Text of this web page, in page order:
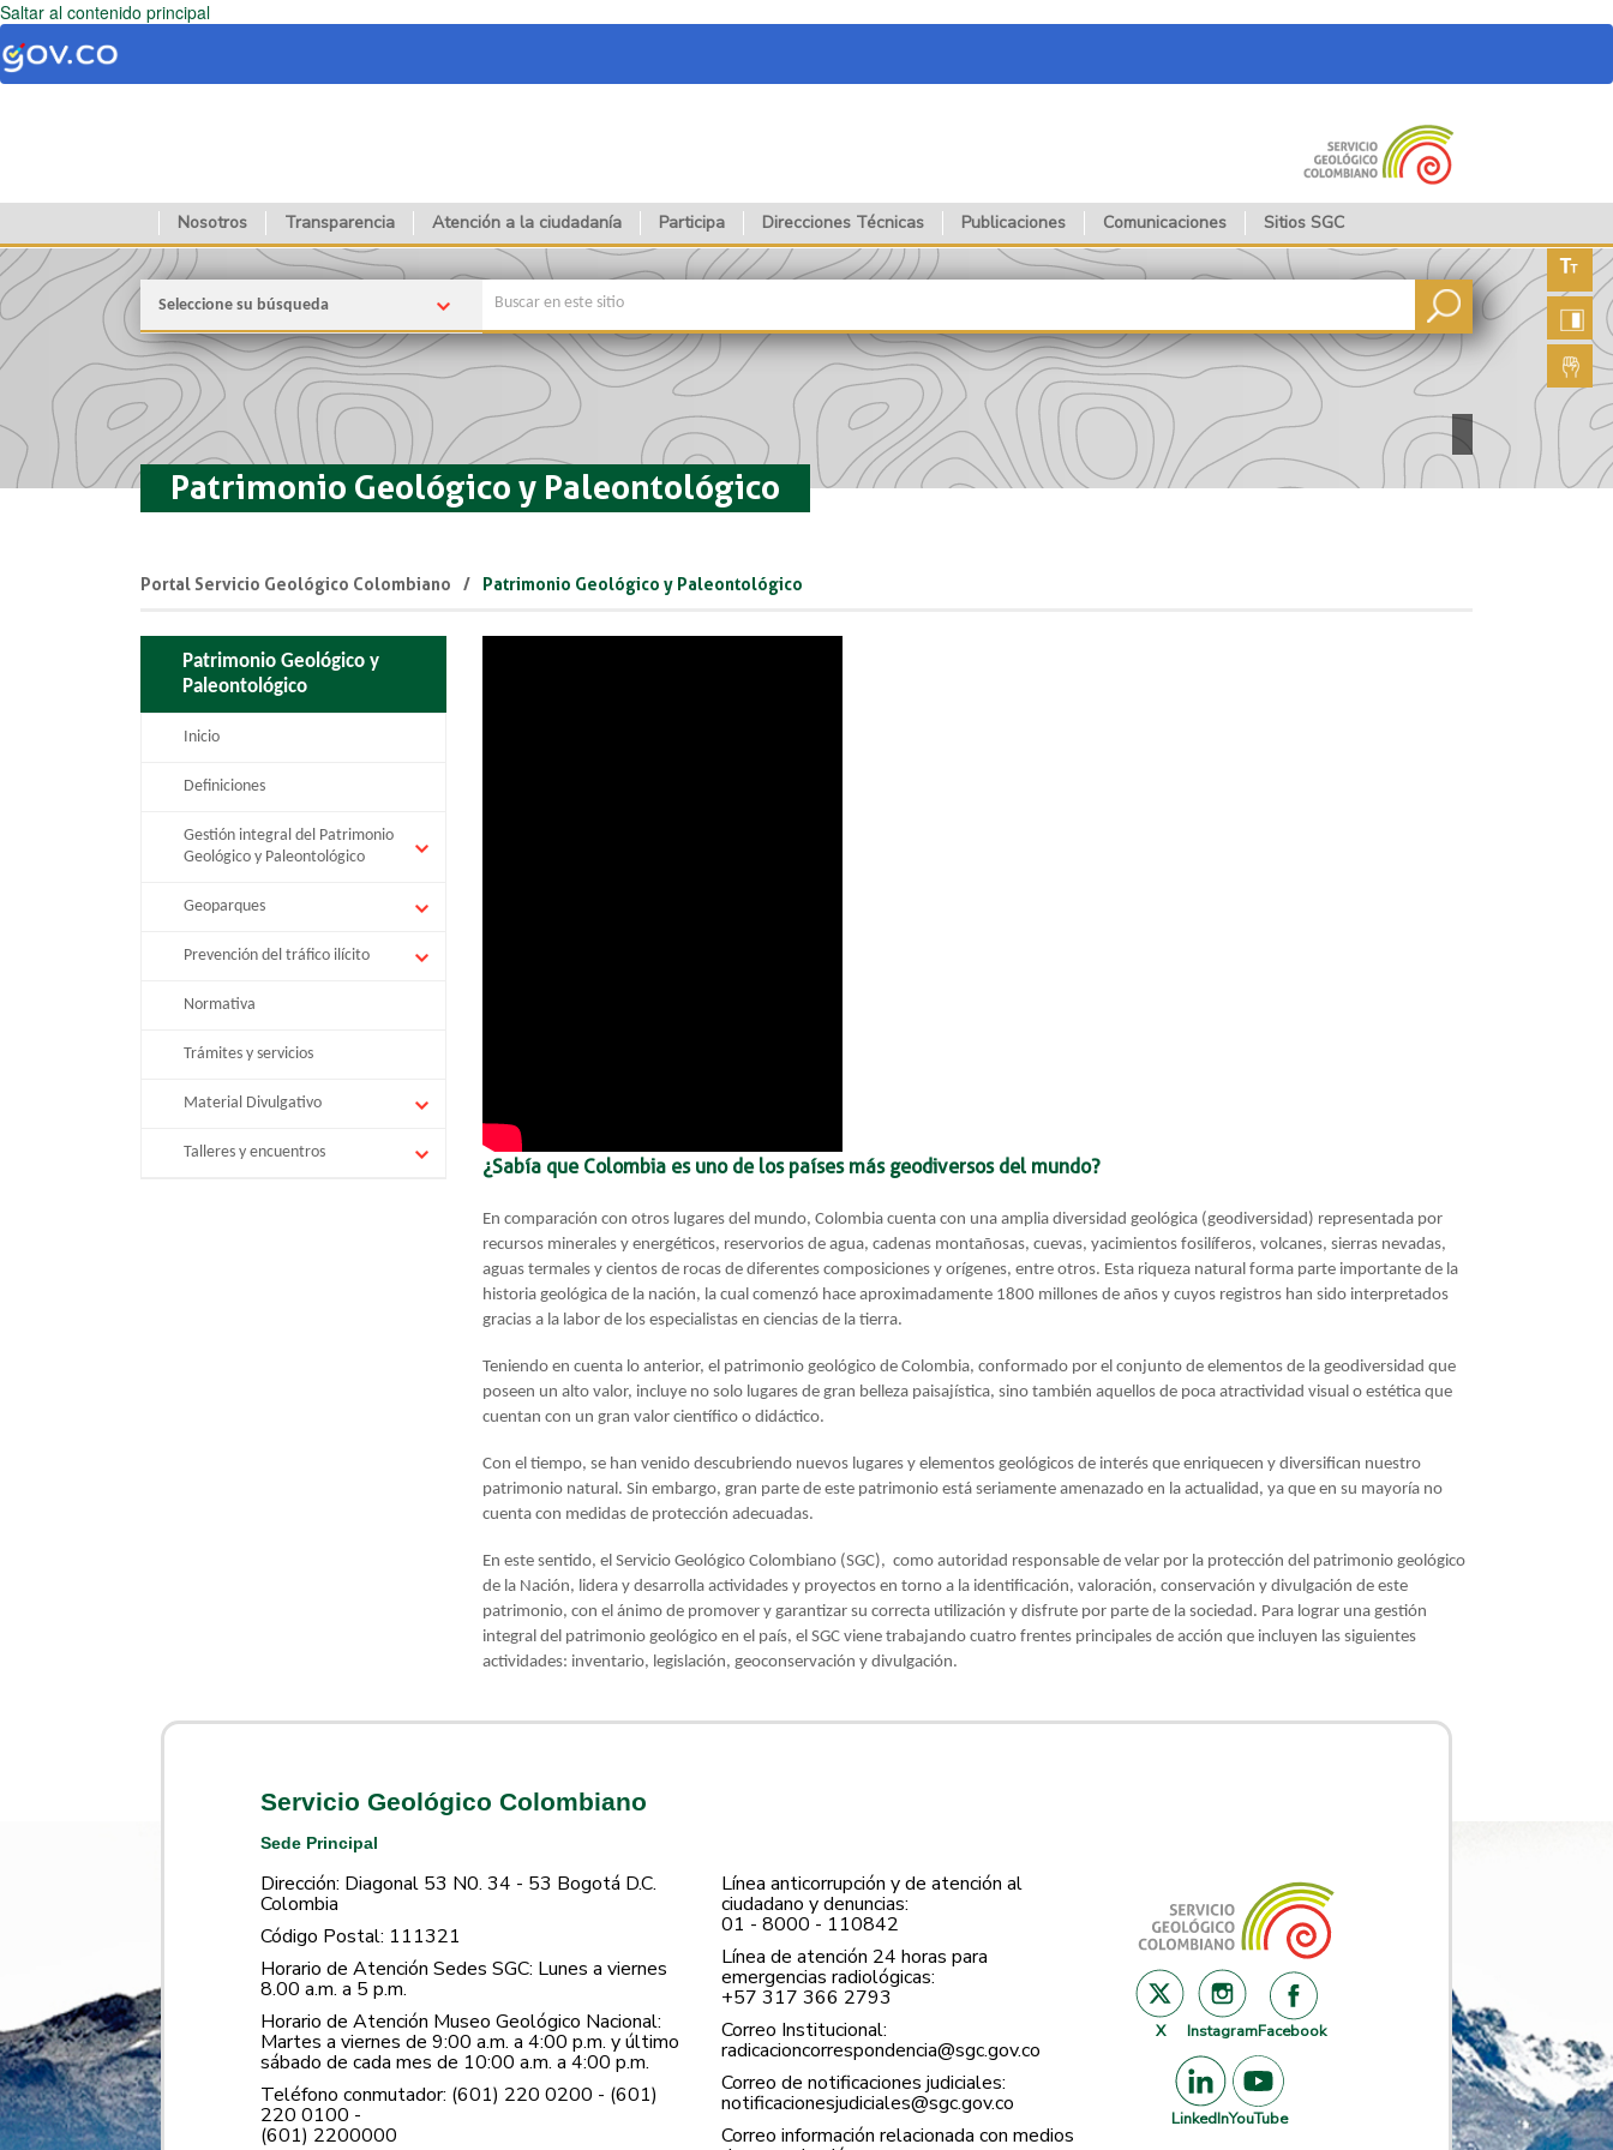
Saltar al contenido principal
Nosotros Transparencia Atención a la ciudadanía Participa Direcciones Técnicas Publicaciones Comunicaciones Sitios SGC
fuente
Lengua
de
Seleccione su búsqueda
Patrimonio Geológico y Paleontológico
Portal Servicio Geológico Colombiano Patrimonio Geológico y Paleontológico
Patrimonio Geológico y
Paleontológico
Inicio
Definiciones
Gestión integral del Patrimonio
Geológico y Paleontológico
Geoparques
Prevención del tráfico ilícito
Normativa
Trámites y servicios
Material Divulgativo
Talleres y encuentros
¿Sabía que Colombia es uno de los países más geodiversos del mundo?
En comparación con otros lugares del mundo, Colombia cuenta con una amplia diversidad geológica (geodiversidad) representada por
recursos minerales y energéticos, reservorios de agua, cadenas montañosas, cuevas, yacimientos fosilíferos, volcanes, sierras nevadas,
aguas termales y cientos de rocas de diferentes composiciones y orígenes, entre otros. Esta riqueza natural forma parte importante de la
historia geológica de la nación, la cual comenzó hace aproximadamente 1800 millones de años y cuyos registros han sido interpretados
gracias a la labor de los especialistas en ciencias de la tierra.
Teniendo en cuenta lo anterior, el patrimonio geológico de Colombia, conformado por el conjunto de elementos de la geodiversidad que
poseen un alto valor, incluye no solo lugares de gran belleza paisajística, sino también aquellos de poca atractividad visual o estética que
cuentan con un gran valor científico o didáctico.
Con el tiempo, se han venido descubriendo nuevos lugares y elementos geológicos de interés que enriquecen y diversifican nuestro
patrimonio natural. Sin embargo, gran parte de este patrimonio está seriamente amenazado en la actualidad, ya que en su mayoría no
cuenta con medidas de protección adecuadas.
En este sentido, el Servicio Geológico Colombiano (SGC), como autoridad responsable de velar por la protección del patrimonio geológico
de la Nación, lidera y desarrolla actividades y proyectos en torno a la identificación, valoración, conservación y divulgación de este
patrimonio, con el ánimo de promover y garantizar su correcta utilización y disfrute por parte de la sociedad. Para lograr una gestión
integral del patrimonio geológico en el país, el SGC viene trabajando cuatro frentes principales de acción que incluyen las siguientes
actividades: inventario, legislación, geoconservación y divulgación.
Servicio Geológico Colombiano
Sede Principal
Dirección: Diagonal 53 N0. 34 - 53 Bogotá D.C.
Colombia
Código Postal: 111321
Horario de Atención Sedes SGC: Lunes a viernes
8.00 a.m. a 5 p.m.
Horario de Atención Museo Geológico Nacional:
Martes a viernes de 9:00 a.m. a 4:00 p.m. y último
sábado de cada mes de 10:00 a.m. a 4:00 p.m.
Teléfono conmutador: (601) 220 0200 - (601)
220 0100 -
(601) 2200000
Línea anticorrupción y de atención al
ciudadano y denuncias:
01 - 8000 - 110842
Línea de atención 24 horas para
emergencias radiológicas:
+57 ​317 366 2793
Correo Institucional:
radicacioncorrespondencia@sgc.gov.co
Correo de notificaciones judiciales:
notificacionesjudiciales@sgc.gov.co
Correo información relacionada con medios
X InstagramFacebook
LinkedInYouTube